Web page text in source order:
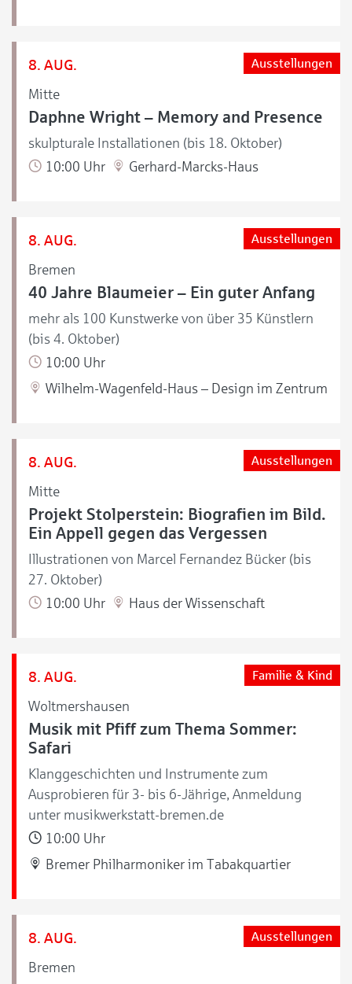
8. AUG.
Mitte
Ausstellungen
Daphne Wright – Memory and Presence
skulpturale Installationen (bis 18. Oktober)
10:00 Uhr
Gerhard-Marcks-Haus
8. AUG.
Bremen
Ausstellungen
40 Jahre Blaumeier – Ein guter Anfang
mehr als 100 Kunstwerke von über 35 Künstlern
(bis 4. Oktober)
10:00 Uhr
Wilhelm-Wagenfeld-Haus – Design im Zentrum
8. AUG.
Mitte
Ausstellungen
Projekt Stolperstein: Biografien im Bild.
Ein Appell gegen das Vergessen
Illustrationen von Marcel Fernandez Bücker (bis
27. Oktober)
10:00 Uhr
Haus der Wissenschaft
8. AUG.
Woltmershausen
Familie & Kind
Musik mit Pfiff zum Thema Sommer:
Safari
Klanggeschichten und Instrumente zum
Ausprobieren für 3- bis 6-Jährige, Anmeldung
unter musikwerkstatt-bremen.de
10:00 Uhr
Bremer Philharmoniker im Tabakquartier
8. AUG.
Bremen
Ausstellungen